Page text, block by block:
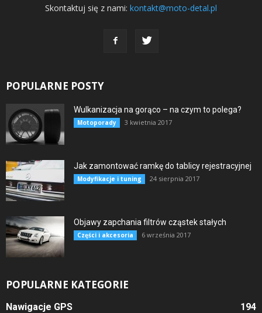
Skontaktuj się z nami: kontakt@moto-detal.pl
POPULARNE POSTY
Wulkanizacja na gorąco – na czym to polega?
Motoporady 3 kwietnia 2017
Jak zamontować ramkę do tablicy rejestracyjnej
Modyfikacje i tuning 24 sierpnia 2017
Objawy zapchania filtrów cząstek stałych
Części i akcesoria 6 września 2017
POPULARNE KATEGORIE
Nawigacje GPS 194